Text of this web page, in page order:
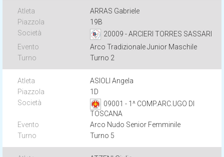
ARRAS Gabriele
19B
20009 - ARCIERI TORRES SASSARI
Arco Tradizionale Junior Maschile
Turno 2
ASIOLI Angela
1D
09001 - 1^ COMP.ARC.UGO DI
TOSCANA
Arco Nudo Senior Femminile
Turno 5